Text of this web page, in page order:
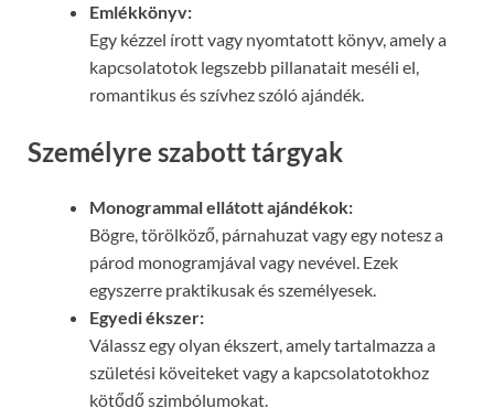
Emlékkönyv:
Egy kézzel írott vagy nyomtatott könyv, amely a
kapcsolatotok legszebb pillanatait meséli el,
romantikus és szívhez szóló ajándék.
Személyre szabott tárgyak
Monogrammal ellátott ajándékok:
Bögre, törölköző, párnahuzat vagy egy notesz a
párod monogramjával vagy nevével. Ezek
egyszerre praktikusak és személyesek.
Egyedi ékszer:
Válassz egy olyan ékszert, amely tartalmazza a
születési köveiteket vagy a kapcsolatotokhoz
kötődő szimbólumokat.